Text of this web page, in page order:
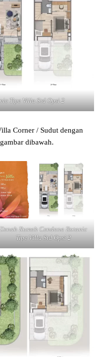
Tipe Villa Std Opsi 2
Corner / Sudut dengan
dibawah.
Denah Rumah Cendana Botanic
Tipe Villa Std Opsi 2